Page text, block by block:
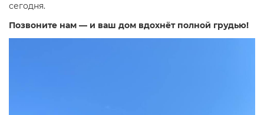
сегодня.
Позвоните нам — и ваш дом вдохнёт полной грудью!